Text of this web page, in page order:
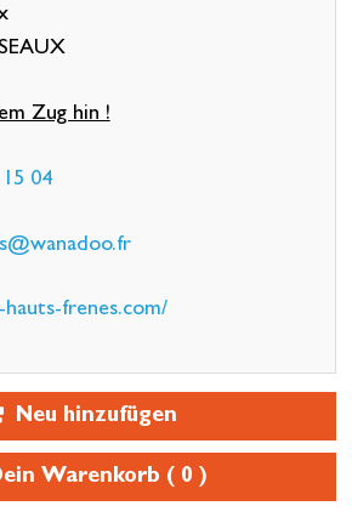
Zug hin !
04
frenes.com/
Neu hinzufügen
Warenkorb ( 0 )